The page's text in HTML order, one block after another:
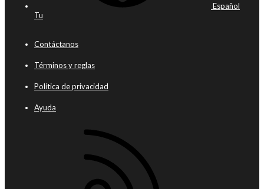
Español
Tu
Contáctanos
Términos y reglas
Política de privacidad
Ayuda